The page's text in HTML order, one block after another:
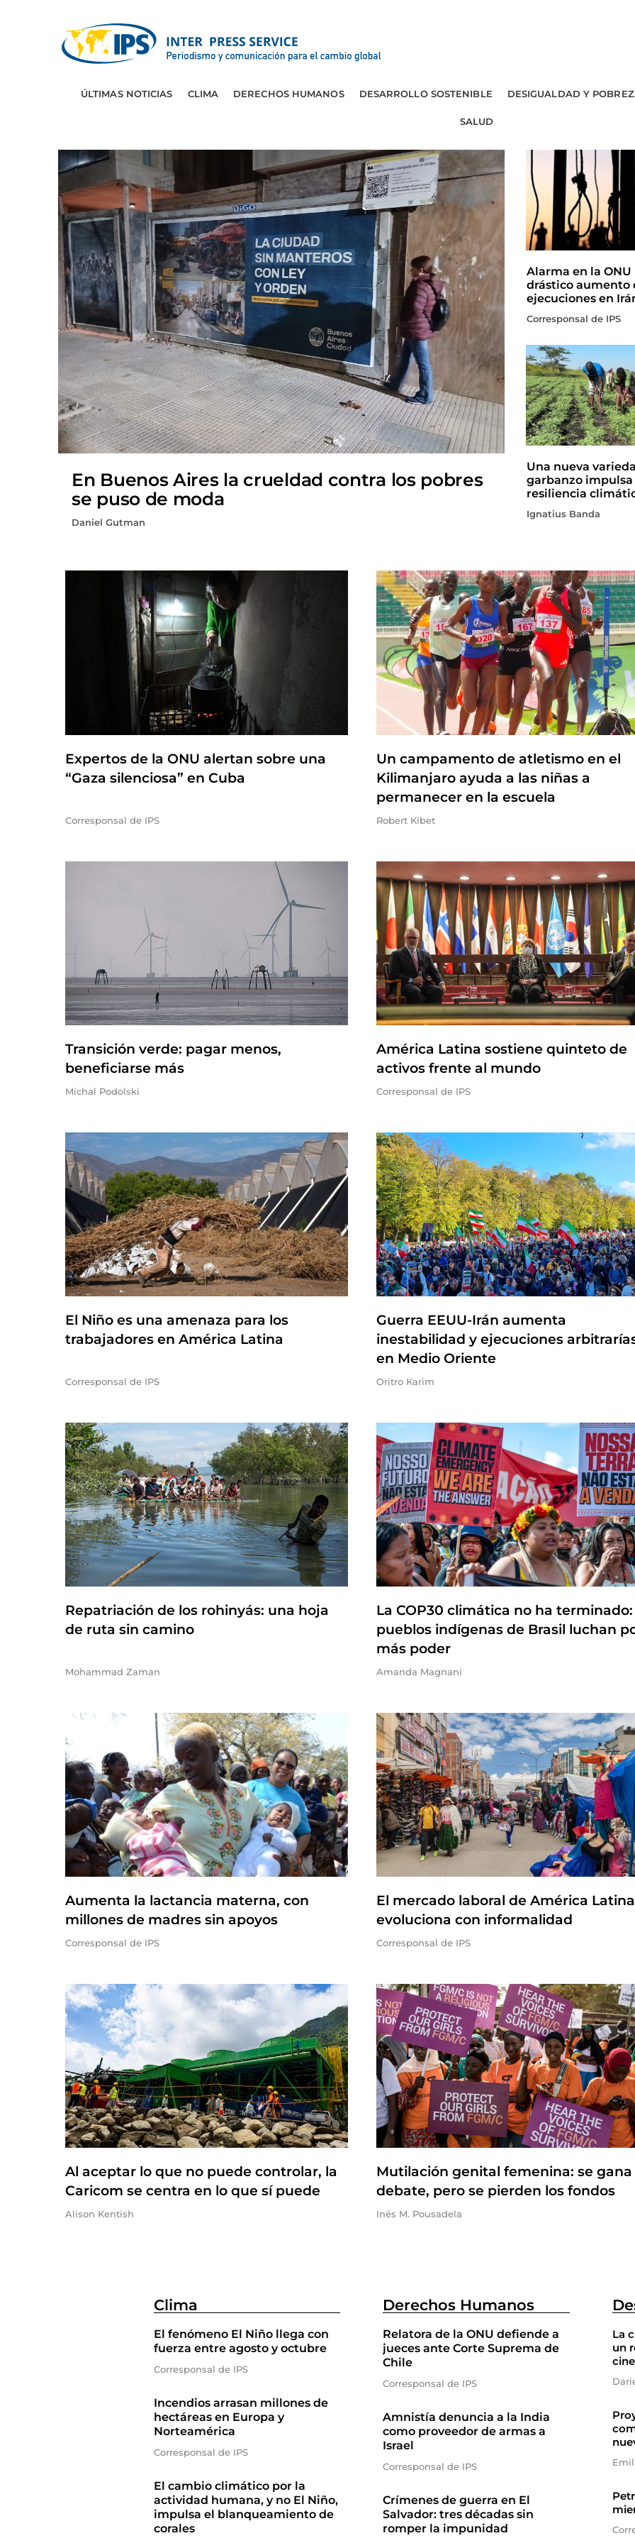
ÚLTIMAS NOTICIAS CLIMA DERECHOS HUMANOS DESARROLLO SOSTENIBLE DESIGUALDAD Y
SALUD
En Buenos Aires la crueldad contra los pobres
se puso de moda
Daniel Gutman
Alarma en la ONU
drástico aumento
ejecuciones en
Corresponsal de IPS
Una nueva
garbanzo impulsa
resiliencia
Ignatius Banda
Expertos de la ONU alertan sobre una
“Gaza silenciosa” en Cuba
Corresponsal de IPS
Un campamento de atletismo en el
Kilimanjaro ayuda a las niñas a
permanecer en la escuela
Robert Kibet
Transición verde: pagar menos,
beneficiarse más
Michal Podolski
América Latina sostiene quinteto de
activos frente al mundo
Corresponsal de IPS
El Niño es una amenaza para los
trabajadores en América Latina
Corresponsal de IPS
Guerra EEUU-Irán aumenta
inestabilidad y ejecuciones
en Medio Oriente
Oritro Karim
Repatriación de los rohinyás: una hoja
de ruta sin camino
Mohammad Zaman
La COP30 climática no ha terminado:
pueblos indígenas de Brasil luchan
más poder
Amanda Magnani
Aumenta la lactancia materna, con
millones de madres sin apoyos
Corresponsal de IPS
El mercado laboral de América Latina
evoluciona con informalidad
Corresponsal de IPS
Al aceptar lo que no puede controlar, la
Caricom se centra en lo que sí puede
Alison Kentish
Mutilación genital femenina: se gana
debate, pero se pierden los fondos
Inés M. Pousadela
Clima
El fenómeno El Niño llega con
fuerza entre agosto y octubre
Corresponsal de IPS
Incendios arrasan millones de
hectáreas en Europa y
Norteamérica
Corresponsal de IPS
El cambio climático por la
actividad humana, y no El Niño,
impulsa el blanqueamiento de
corales
Derechos Humanos
Relatora de la ONU defiende a
jueces ante Corte Suprema de
Chile
Corresponsal de IPS
Amnistía denuncia a la India
como proveedor de armas a
Israel
Corresponsal de IPS
Crímenes de guerra en El
Salvador: tres décadas sin
romper la impunidad
La
un
cine